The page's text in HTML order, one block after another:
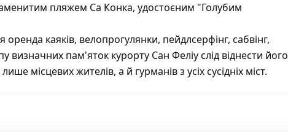
пляжем Са Конка, удостоєним "Голубим
каяків, велопрогулянки, пейдлсерфінг, сабвінг,
визначних пам'яток курорту Сан Феліу слід віднести його
місцевих жителів, а й гурманів з усіх сусідніх міст.